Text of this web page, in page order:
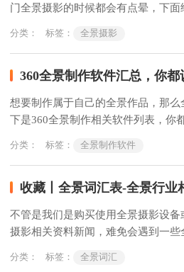
门全景摄影的时候都会有点晕，下
分类： 标签： 全景摄影
360全景制作软件汇总，你都
想要制作属于自己的全景作品，那
下是360全景制作相关软件列表，你
分类： 标签： 全景制作软件
收藏丨全景词汇表-全景行业相
不管是我们是购买使用全景摄影设
摄影相关资料新闻，难免会遇到一
望对大家有所帮助。
分类： 标签： 全景词汇